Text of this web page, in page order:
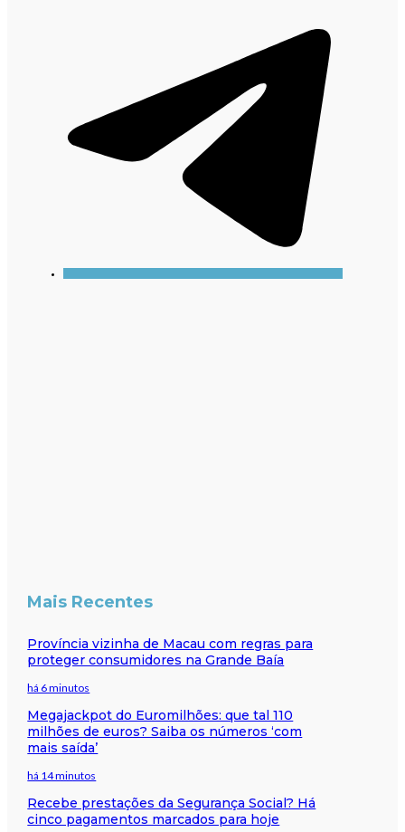
Mais Recentes
Província vizinha de Macau com regras para
proteger consumidores na Grande Baía
há 6 minutos
Megajackpot do Euromilhões: que tal 110
milhões de euros? Saiba os números ‘com
mais saída’
há 14 minutos
Recebe prestações da Segurança Social? Há
cinco pagamentos marcados para hoje